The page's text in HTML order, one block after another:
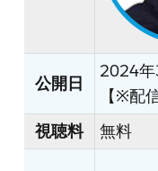
公開日
2024
【※配
視聴料
無料